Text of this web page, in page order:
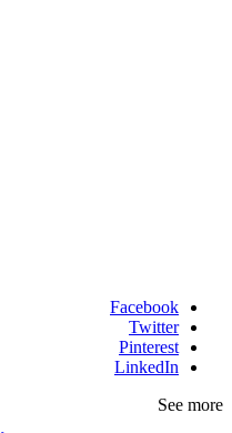
Facebook
Twitter
Pinterest
LinkedIn
See more